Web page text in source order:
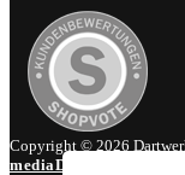
Copyright © 2026
mediaDIV